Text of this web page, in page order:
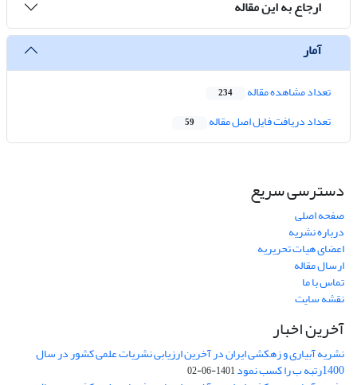
ارجاع به این مقاله
آمار
تعداد مشاهده مقاله 234
تعداد دریافت فایل اصل مقاله 59
دسترسی سریع
صفحه اصلی
درباره نشریه
اعضای هیات تحریریه
ارسال مقاله
تماس با ما
نقشه سایت
آخرین اخبار
نشریه آبیاری و زهکشی ایران در آخرین ارزیابی نشریات علمی کشور در سال
1400رتبه ب را کسب نمود 1401-06-02